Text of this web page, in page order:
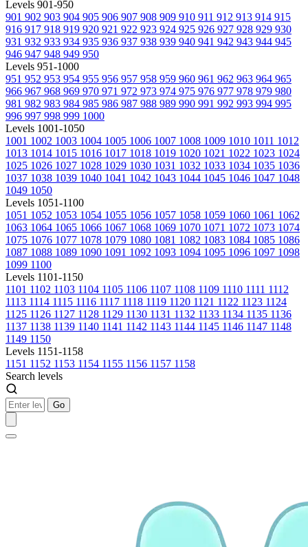
Levels 901-950
901 902 903 904 905 906 907 908 909 910 911 912 913 914 915
916 917 918 919 920 921 922 923 924 925 926 927 928 929 930
931 932 933 934 935 936 937 938 939 940 941 942 943 944 945
946 947 948 949 950
Levels 951-1000
951 952 953 954 955 956 957 958 959 960 961 962 963 964 965
966 967 968 969 970 971 972 973 974 975 976 977 978 979 980
981 982 983 984 985 986 987 988 989 990 991 992 993 994 995
996 997 998 999 1000
Levels 1001-1050
1001 1002 1003 1004 1005 1006 1007 1008 1009 1010 1011 1012
1013 1014 1015 1016 1017 1018 1019 1020 1021 1022 1023 1024
1025 1026 1027 1028 1029 1030 1031 1032 1033 1034 1035 1036
1037 1038 1039 1040 1041 1042 1043 1044 1045 1046 1047 1048
1049 1050
Levels 1051-1100
1051 1052 1053 1054 1055 1056 1057 1058 1059 1060 1061 1062
1063 1064 1065 1066 1067 1068 1069 1070 1071 1072 1073 1074
1075 1076 1077 1078 1079 1080 1081 1082 1083 1084 1085 1086
1087 1088 1089 1090 1091 1092 1093 1094 1095 1096 1097 1098
1099 1100
Levels 1101-1150
1101 1102 1103 1104 1105 1106 1107 1108 1109 1110 1111 1112
1113 1114 1115 1116 1117 1118 1119 1120 1121 1122 1123 1124
1125 1126 1127 1128 1129 1130 1131 1132 1133 1134 1135 1136
1137 1138 1139 1140 1141 1142 1143 1144 1145 1146 1147 1148
1149 1150
Levels 1151-1158
1151 1152 1153 1154 1155 1156 1157 1158
Search levels
Go